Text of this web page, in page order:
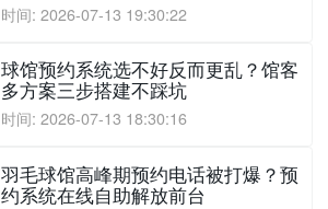
时间: 2026-07-13 19:30:22
球馆预约系统选不好反而更乱？馆客
多方案三步搭建不踩坑
时间: 2026-07-13 18:30:16
羽毛球馆高峰期预约电话被打爆？预
约系统在线自助解放前台